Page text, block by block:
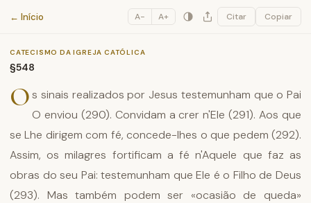
Catecismo da Igreja Católica
← Início A− A+ Citar Copiar
CATECISMO DA IGREJA CATÓLICA
§548
Os sinais realizados por Jesus testemunham que o Pai
O enviou (290). Convidam a crer n'Ele (291). Aos que
se Lhe dirigem com fé, concede-lhes o que pedem (292).
Assim, os milagres fortificam a fé n'Aquele que faz as
obras do seu Pai: testemunham que Ele é o Filho de Deus
(293). Mas também podem ser «ocasião de queda»